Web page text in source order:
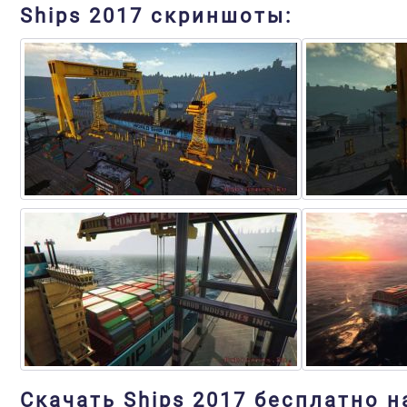
Ships 2017 скриншоты:
Скачать Ships 2017 бесплатно